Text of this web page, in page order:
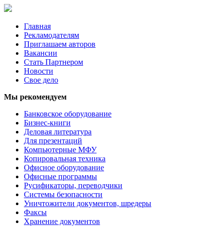
Главная
Рекламодателям
Приглашаем авторов
Вакансии
Стать Партнером
Новости
Свое дело
Мы рекомендуем
Банковское оборудование
Бизнес-книги
Деловая литература
Для презентаций
Компьютерные МФУ
Копировальная техника
Офисное оборудование
Офисные программы
Русификаторы, переводчики
Системы безопасности
Уничтожители документов, шредеры
Факсы
Хранение документов